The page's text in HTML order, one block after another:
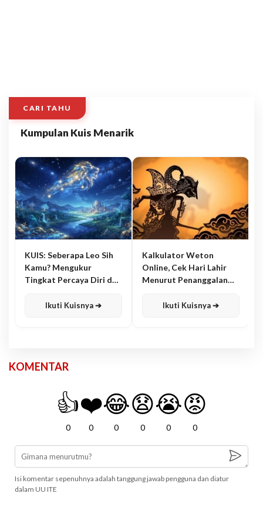
CARI TAHU
Kumpulan Kuis Menarik
KUIS: Seberapa Leo Sih
Kamu? Mengukur
Tingkat Percaya Diri dan
Ikuti Kuisnya ➔
Kalkulator Weton
Online, Cek Hari Lahir
Menurut Penanggalan
Ikuti Kuisnya ➔
KOMENTAR
👍
0
❤️
0
😂
0
😧
0
😭
0
😡
0
Isi komentar sepenuhnya adalah tanggung jawab pengguna dan diatur
dalam UU ITE